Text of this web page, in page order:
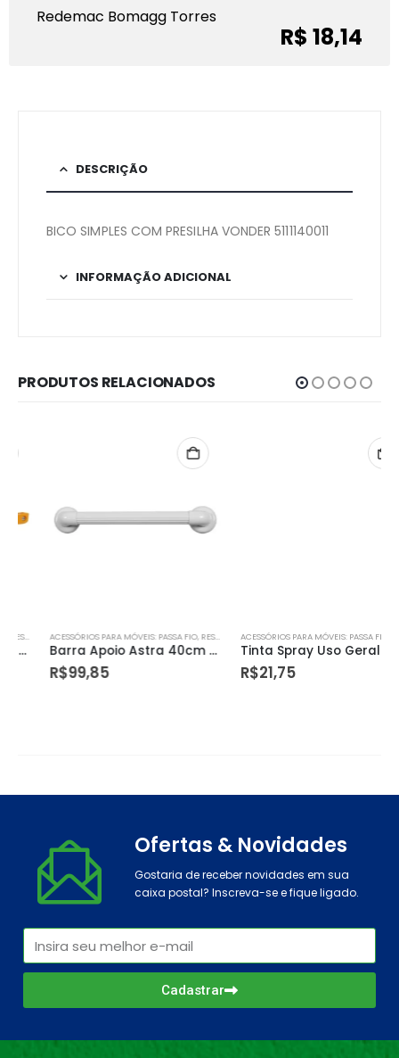
Redemac Bomagg Torres
R$ 18,14
DESCRIÇÃO
BICO SIMPLES COM PRESILHA VONDER 5111140011
INFORMAÇÃO ADICIONAL
PRODUTOS RELACIONADOS
ACESSÓRIOS PARA MÓVEIS: PASSA FIO, RESPIRO, TAPA PARAFUSO
Barra Apoio Astra 40cm Plastica Diametro 36cm Ate 150kg Bp36/4
99,85
ACESSÓRIOS PARA MÓVEIS: PASSA FIO, RESPIRO, TAPA PARAFUSO
Tinta Spray Uso Geral Branco Fosco 350ml/250g Tek Bond
21,75
Ofertas & Novidades
Gostaria de receber novidades em sua
caixa postal? Inscreva-se e fique ligado.
Cadastrar